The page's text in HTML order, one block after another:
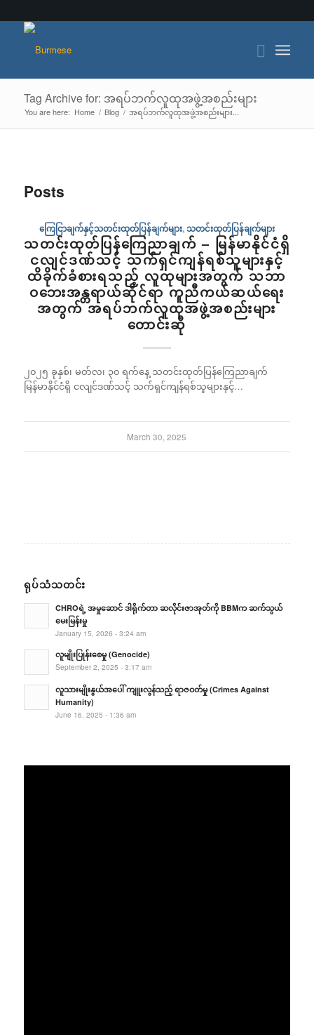
Tag Archive for: အရပ်ဘက်လူထုအဖွဲ့အစည်းများ
You are here: Home / Blog / အရပ်ဘက်လူထုအဖွဲ့အစည်းများ...
Posts
ကြေငြာချက်နှင့်သတင်းထုတ်ပြန်ချက်များ,သတင်းထုတ်ပြန်ချက်များ
သတင်းထုတ်ပြန်ကြေညာချက် – မြန်မာနိုင်ငံရှိ
ငလျင်ဒဏ်သင့် သက်ရှင်ကျန်ရစ်သူများနှင့်
ထိခိုက်ခံစားရသည့် လူထုများအတွက် သဘာ
ဝဘေးအန္တရာယ်ဆိုင်ရာ ကူညီကယ်ဆယ်ရေး
အတွက် အရပ်ဘက်လူထုအဖွဲ့အစည်းများ
တောင်းဆို
၂၀၂၅ ခုနှစ်၊ မတ်လ၊ ၃၀ ရက်နေ့ သတင်းထုတ်ပြန်ကြေညာချက်
မြန်မာနိုင်ငံရှိ ငလျင်ဒဏ်သင့် သက်ရှင်ကျန်ရစ်သူများနှင့်…
March 30, 2025
ရုပ်သံသတင်း
CHROရဲ့ အမှုဆောင် ဒါရိုက်တာ ဆလိုင်းဇာအုတ်ကို BBMက ဆက်သွယ်
မေးမြန်းမှု
January 15, 2026 - 3:24 am
လူမျိုးပြုန်းစေမှု (Genocide)
September 2, 2025 - 3:17 am
လူသားမျိုးနွယ်အပေါ် ကျူးလွန်သည့် ရာဇဝတ်မှု (Crimes Against
Humanity)
June 16, 2025 - 1:36 am